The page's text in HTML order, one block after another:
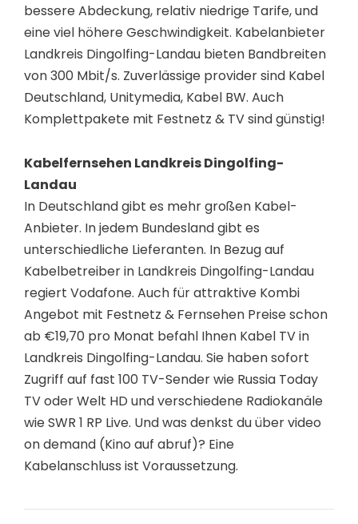
bessere Abdeckung, relativ niedrige Tarife, und
eine viel höhere Geschwindigkeit. Kabelanbieter
Landkreis Dingolfing-Landau bieten Bandbreiten
von 300 Mbit/s. Zuverlässige provider sind Kabel
Deutschland, Unitymedia, Kabel BW. Auch
Komplettpakete mit Festnetz & TV sind günstig!
Kabelfernsehen Landkreis Dingolfing-
Landau
In Deutschland gibt es mehr großen Kabel-
Anbieter. In jedem Bundesland gibt es
unterschiedliche Lieferanten. In Bezug auf
Kabelbetreiber in Landkreis Dingolfing-Landau
regiert Vodafone. Auch für attraktive Kombi
Angebot mit Festnetz & Fernsehen Preise schon
ab €19,70 pro Monat befahl Ihnen Kabel TV in
Landkreis Dingolfing-Landau. Sie haben sofort
Zugriff auf fast 100 TV-Sender wie Russia Today
TV oder Welt HD und verschiedene Radiokanäle
wie SWR 1 RP Live. Und was denkst du über video
on demand (Kino auf abruf)? Eine
Kabelanschluss ist Voraussetzung.